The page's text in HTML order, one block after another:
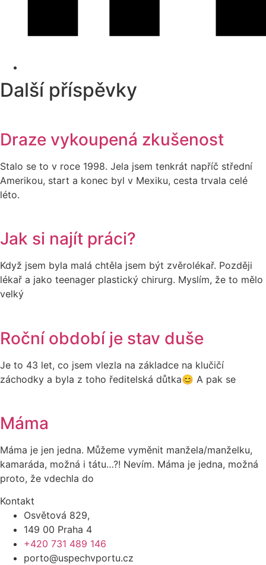
Další příspěvky
Draze vykoupená zkušenost
Stalo se to v roce 1998. Jela jsem tenkrát napříč střední
Amerikou, start a konec byl v Mexiku, cesta trvala celé
léto.
Jak si najít práci?
Když jsem byla malá chtěla jsem být zvěrolékař. Později
lékař a jako teenager plastický chirurg. Myslím, že to mělo
velký
Roční období je stav duše
Je to 43 let, co jsem vlezla na základce na klučičí
záchodky a byla z toho ředitelská důtka😊 A pak se
Máma
Máma je jen jedna. Můžeme vyměnit manžela/manželku,
kamaráda, možná i tátu…?! Nevím. Máma je jedna, možná
proto, že vdechla do
Kontakt
Osvětová 829,
149 00 Praha 4
+420 731 489 146
porto@uspechvportu.cz